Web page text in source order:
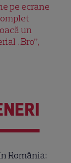
pe ecrane
un
„Bro”,
România: